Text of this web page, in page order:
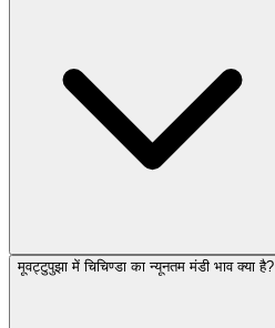
मूवट्टुपुझा में चिचिण्डा का न्यूनतम मंडी भाव क्या है?